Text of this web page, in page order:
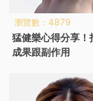
瀏覽數：4879
猛健樂心得分享！
成果跟副作用